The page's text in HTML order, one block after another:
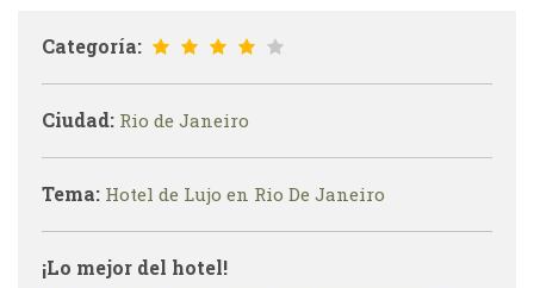
Categoría:
Ciudad: Rio de Janeiro
Tema: Hotel de Lujo en Rio De Janeiro
¡Lo mejor del hotel!